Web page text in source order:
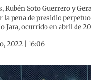
Rubén Soto Guerrero y
la pena de presidio
Jara, ocurrido en abril de
2022 | 16:06